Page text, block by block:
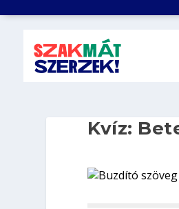
Kvíz: